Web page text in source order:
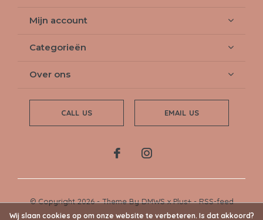
Mijn account
Categorieën
Over ons
CALL US EMAIL US
© Copyright2026- Theme ByDMWSxPlus+-RSS-feed
Wij slaan cookies op om onze website te verbeteren. Is dat akkoord?